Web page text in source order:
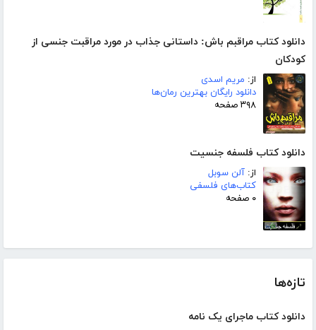
دانلود کتاب مراقبم باش: داستانی جذاب در مورد مراقبت جنسی از
کودکان
از: مریم اسدی
دانلود رایگان بهترین رمان‌ها
۳۹۸ صفحه
دانلود کتاب فلسفه جنسیت
از: آلن سوبل
کتاب‌های فلسفی
۰ صفحه
تازه‌ها
دانلود کتاب ماجرای یک نامه